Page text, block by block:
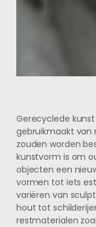
Gerecyclede
gebruikmaakt van
zouden worden
kunstvorm is om
objecten een
vormen tot iets
variëren van
hout tot
restmaterialen